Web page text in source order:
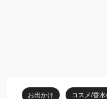
お出かけ コスメ/香